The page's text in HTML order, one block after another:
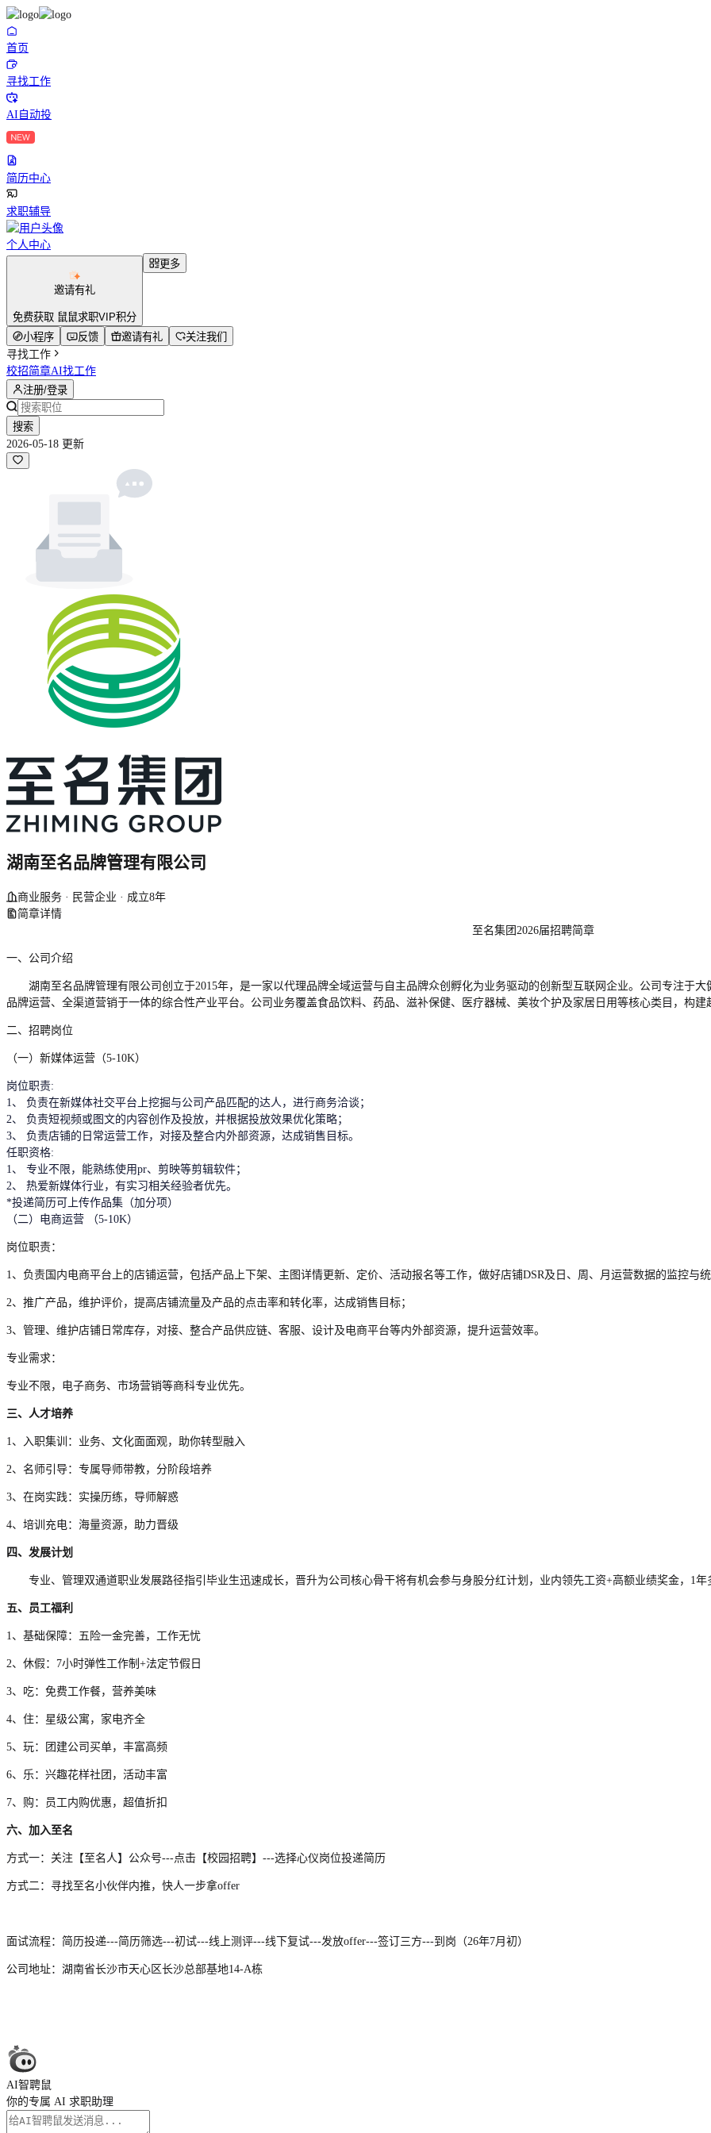
首页
寻找工作
AI自动投
简历中心
求职辅导
个人中心
邀请有礼
免费获取 鼠鼠求职VIP积分
更多
小程序 反馈 邀请有礼
关注我们
寻找工作
校招简章AI找工作
注册/登录
搜索
2026-05-18 更新
湖南至名品牌管理有限公司
商业服务 · 民营企业 · 成立8年
简章详情
至名集团2026届招聘简章
一、公司介绍
湖南至名品牌管理有限公司创立于2015年，是一家以代理品牌全域运营与自主品牌众创孵化为业务驱动的创新型互联网企业。公司专注于
品牌运营、全渠道营销于一体的综合性产业平台。公司业务覆盖食品饮料、药品、滋补保健、医疗器械、美妆个护及家居日用等核心类目，构建
二、招聘岗位
（一）新媒体运营（5-10K）
岗位职责:
1、 负责在新媒体社交平台上挖掘与公司产品匹配的达人，进行商务洽谈；
2、 负责短视频或图文的内容创作及投放，并根据投放效果优化策略；
3、 负责店铺的日常运营工作，对接及整合内外部资源，达成销售目标。
任职资格:
1、 专业不限，能熟练使用pr、剪映等剪辑软件；
2、 热爱新媒体行业，有实习相关经验者优先。
*投递简历可上传作品集（加分项）
（二）电商运营 （5-10K）
岗位职责：
1、负责国内电商平台上的店铺运营，包括产品上下架、主图详情更新、定价、活动报名等工作，做好店铺DSR及日、周、月运营数据的监控与统
2、推广产品，维护评价，提高店铺流量及产品的点击率和转化率，达成销售目标；
3、管理、维护店铺日常库存，对接、整合产品供应链、客服、设计及电商平台等内外部资源，提升运营效率。
专业需求：
专业不限，电子商务、市场营销等商科专业优先。
三、人才培养
1、 入职集训：业务、文化面面观，助你转型融入
2、 名师引导：专属导师带教，分阶段培养
3、 在岗实践：实操历练，导师解惑
4、 培训充电：海量资源，助力晋级
四、发展计划
专业、管理双通道职业发展路径指引毕业生迅速成长，晋升为公司核心骨干将有机会参与身股分红计划，业内领先工资+高额业绩奖金， 1年
五、员工福利
1、基础保障：五险一金完善，工作无忧
2、休假： 7小时弹性工作制 +法定节假日
3、吃：免费工作餐，营养美味
4、住：星级公寓，家电齐全
5、玩：团建公司买单，丰富高频
6、乐：兴趣花样社团，活动丰富
7、购：员工内购优惠，超值折扣
六、加入至名
方式一：关注【至名人】公众号---点击【校园招聘】 ---选择心仪岗位投递简历
方式二：寻找至名小伙伴内推，快人一步拿offer
面试流程：简历投递---简历筛选---初试---线上测评---线下复试---发放offer---签订三方---到岗（26年7月初）
公司地址：湖南省长沙市天心区长沙总部基地14-A栋
AI智聘鼠
你的专属 AI 求职助理